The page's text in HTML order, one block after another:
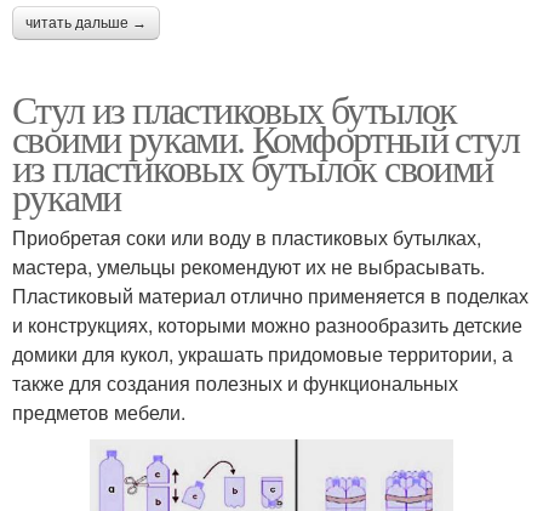
читать дальше →
Стул из пластиковых бутылок
своими руками. Комфортный стул
из пластиковых бутылок своими
руками
Приобретая соки или воду в пластиковых бутылках,
мастера, умельцы рекомендуют их не выбрасывать.
Пластиковый материал отлично применяется в поделках
и конструкциях, которыми можно разнообразить детские
домики для кукол, украшать придомовые территории, а
также для создания полезных и функциональных
предметов мебели.